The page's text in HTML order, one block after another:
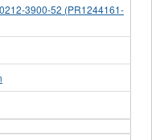
3900-52 (PR1244161-